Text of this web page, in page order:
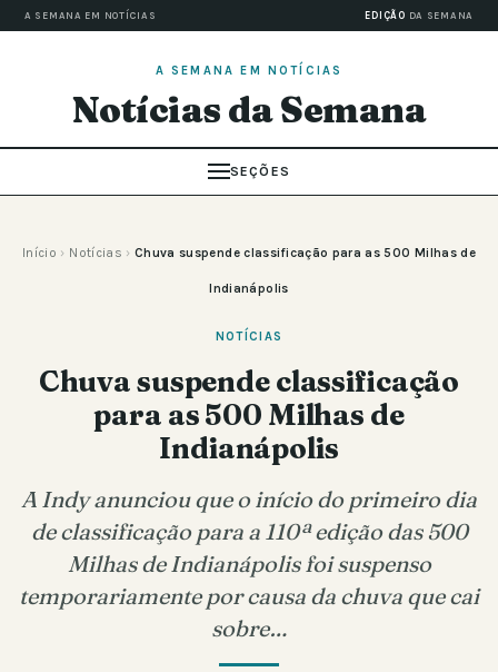
A SEMANA EM NOTÍCIAS EDIÇÃO DA SEMANA
A SEMANA EM NOTÍCIAS
Notícias da Semana
SEÇÕES
Início › Notícias › Chuva suspende classificação para as 500 Milhas de
Indianápolis
NOTÍCIAS
Chuva suspende classificação
para as 500 Milhas de
Indianápolis
A Indy anunciou que o início do primeiro dia
de classificação para a 110ª edição das 500
Milhas de Indianápolis foi suspenso
temporariamente por causa da chuva que cai
sobre…